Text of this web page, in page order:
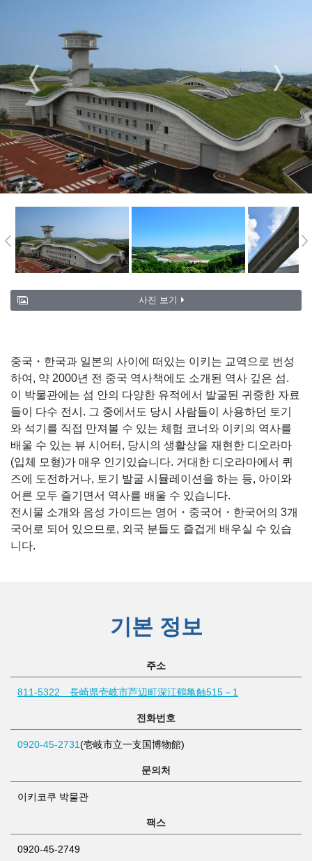
사진 보기
중국・한국과 일본의 사이에 떠있는 이키는 교역으로 번성
하여, 약 2000년 전 중국 역사책에도 소개된 역사 깊은 섬.
이 박물관에는 섬 안의 다양한 유적에서 발굴된 귀중한 자료
들이 다수 전시. 그 중에서도 당시 사람들이 사용하던 토기
와 석기를 직접 만져볼 수 있는 체험 코너와 이키의 역사를
배울 수 있는 뷰 시어터, 당시의 생활상을 재현한 디오라마
(입체 모형)가 매우 인기있습니다. 거대한 디오라마에서 퀴
즈에 도전하거나, 토기 발굴 시뮬레이션을 하는 등, 아이와
어른 모두 즐기면서 역사를 배울 수 있습니다.
전시물 소개와 음성 가이드는 영어・중국어・한국어의 3개
국어로 되어 있으므로, 외국 분들도 즐겁게 배우실 수 있습
니다.
기본 정보
주소
811-5322 長崎県壱岐市芦辺町深江鶴亀触515－1
전화번호
0920-45-2731(壱岐市立一支国博物館)
문의처
이키코쿠 박물관
팩스
0920-45-2749